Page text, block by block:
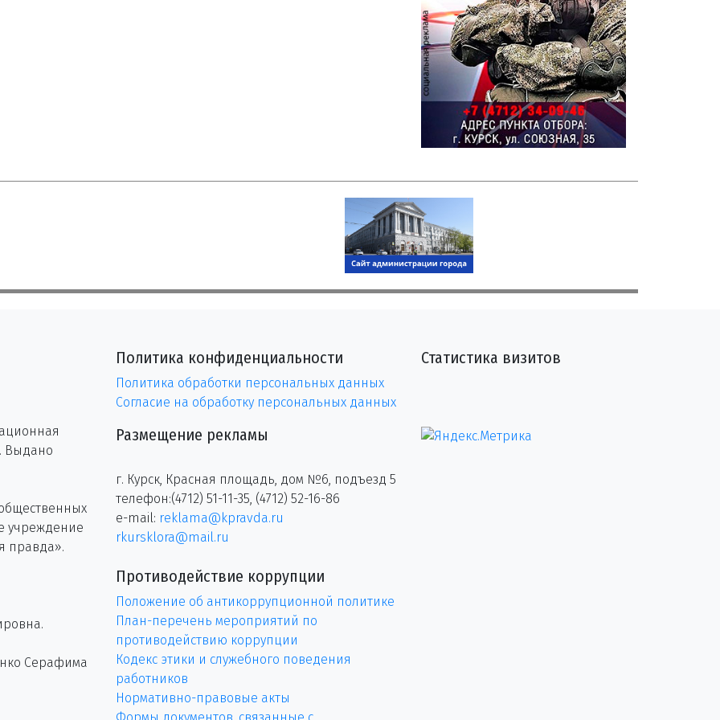
Выдано
учреждение
правда».
Серафима
Политика конфиденциальности
Политика обработки персональных данных
Согласие на обработку персональных данных
Размещение рекламы
г. Курск, Красная площадь, дом №6, подъезд 5
телефон:(4712) 51-11-35, (4712) 52-16-86
e-mail: reklama@kpravda.ru
rkursklora@mail.ru
Противодействие коррупции
Положение об антикоррупционной политике
План-перечень мероприятий по
противодействию коррупции
Кодекс этики и служебного поведения
работников
Нормативно-правовые акты
Статистика визитов